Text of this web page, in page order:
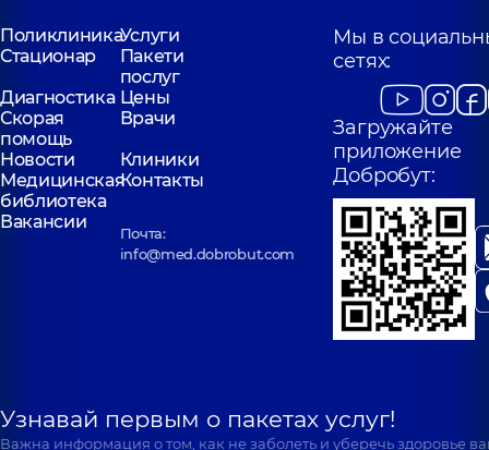
ПоликлиникаУслуги
Стационар
Пакети
послуг
Диагностика Цены
Скорая
помощь
Врачи
Новости
Клиники
Медицинская
библиотека
Контакты
Вакансии
Почта:
info@med.dobrobut.com
Мы в
сетях:
Загружайте
приложение
Добробут:
Узнавай первым о пакетах услуг!
Важна информация о том, как не заболеть и уберечь здоровье